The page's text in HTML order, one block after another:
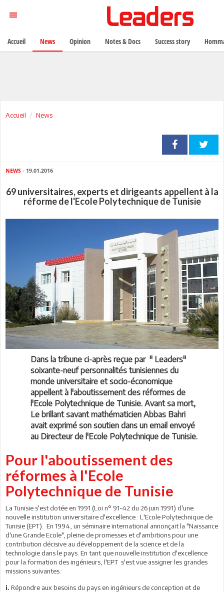
Accueil News
NEWS - 19.01.2016
69 universitaires, experts et dirigeants appellent à la
réforme de l'Ecole Polytechnique de Tunisie
Dans la tribune ci-après reçue par " Leaders"
soixante-neuf personnalités tunisiennes du
monde universitaire et socio-économique
appellent à l'aboutissement des réformes de
l'Ecole Polytechnique de Tunisie. Avant sa mort,
Le brillant savant mathématicien Abbas Bahri
avait exprimé son soutien dans un email envoyé
au Directeur de l'Ecole Polytechnique de Tunisie.
Pour l'aboutissement des
réformes à l'Ecole
Polytechnique de Tunisie
La Tunisie s'est dotée en 1991 (Loi n° 91-42 du 26 juin 1991) d'une
nouvelle institution universitaire d'excellence : L'Ecole Polytechnique de
Tunisie (EPT). En 1994, un séminaire international annonçait la "Naissance
d'une Grande Ecole", pleine de promesses et d'ambitions pour une
contribution décisive au développement de la science et de la
technologie dans le pays. En tant que nouvelle institution d'excellence
pour la formation des ingénieurs, l'EPT s'est vue assigner les grandes
missions suivantes:
i. Répondre aux besoins du pays en ingénieurs de conception et de
Accueil News Opinion Notes & Docs Success story